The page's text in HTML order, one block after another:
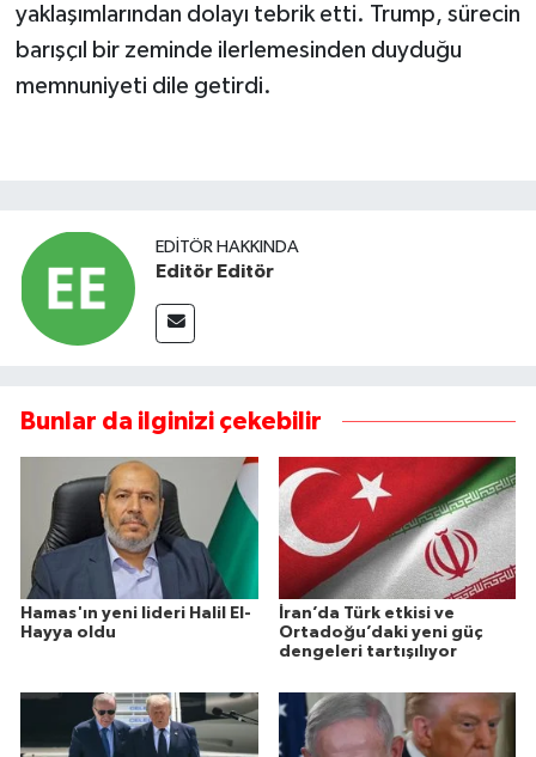
yaklaşımlarından dolayı tebrik etti. Trump, sürecin
barışçıl bir zeminde ilerlemesinden duyduğu
memnuniyeti dile getirdi.
EDITÖR HAKKINDA
Editör Editör
Bunlar da ilginizi çekebilir
Hamas'ın yeni lideri Halil El-
Hayya oldu
İran’da Türk etkisi ve
Ortadoğu’daki yeni güç
dengeleri tartışılıyor